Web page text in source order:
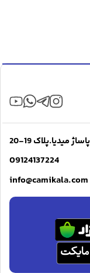
19-20
09124137224
info@camikala.com